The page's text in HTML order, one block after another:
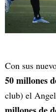
Con sus
50 millones
club) el